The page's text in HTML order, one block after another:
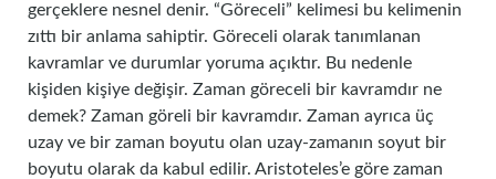
gerçeklere nesnel denir. “Göreceli” kelimesi bu kelimenin
zıttı bir anlama sahiptir. Göreceli olarak tanımlanan
kavramlar ve durumlar yoruma açıktır. Bu nedenle
kişiden kişiye değişir. Zaman göreceli bir kavramdır ne
demek? Zaman göreli bir kavramdır. Zaman ayrıca üç
uzay ve bir zaman boyutu olan uzay-zamanın soyut bir
boyutu olarak da kabul edilir. Aristoteles’e göre zaman